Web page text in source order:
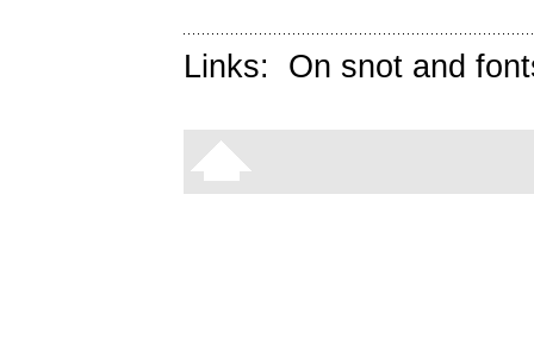
Links: On snot and